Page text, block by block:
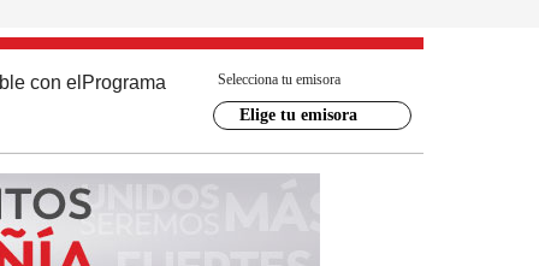
con el Programa Selecciona tu emisora
Elige tu emisora